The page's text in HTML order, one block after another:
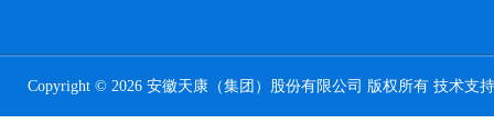
Copyright © 2026 安徽天康（集团）股份有限公司 版权所有 技术支